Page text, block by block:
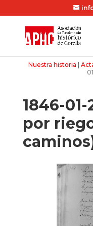
Nuestra historia |
1846-01-
por